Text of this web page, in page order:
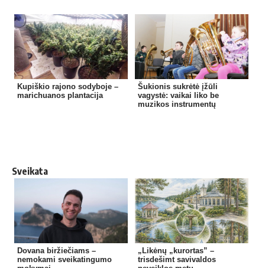
Kupiškio rajono sodyboje –
marichuanos plantacija
Šukionis sukrėtė įžūli
vagystė: vaikai liko be
muzikos instrumentų
Sveikata
Dovana biržiečiams –
nemokami sveikatingumo
„Likėnų „kurortas” –
trisdešimt savivaldos